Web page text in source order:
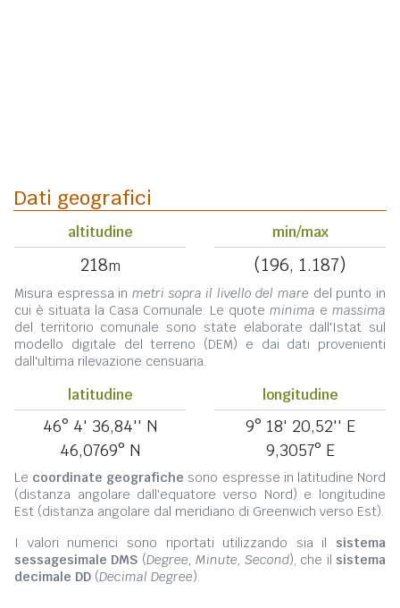
Dati geografici
altitudine
218m
min/max
(196, 1.187)
Misura espressa in metri sopra il livello del mare del punto in
cui è situata la Casa Comunale. Le quote minima e massima
del territorio comunale sono state elaborate dall'Istat sul
modello digitale del terreno (DEM) e dai dati provenienti
dall'ultima rilevazione censuaria.
latitudine
46° 4' 36,84'' N
46,0769° N
longitudine
9° 18' 20,52'' E
9,3057° E
Le coordinate geografiche sono espresse in latitudine Nord
(distanza angolare dall'equatore verso Nord) e longitudine
Est (distanza angolare dal meridiano di Greenwich verso Est).
I valori numerici sono riportati utilizzando sia il sistema
sessagesimale DMS (Degree, Minute, Second), che il sistema
decimale DD (Decimal Degree).